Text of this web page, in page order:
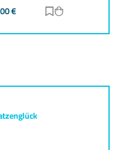
€ Zur Merkliste